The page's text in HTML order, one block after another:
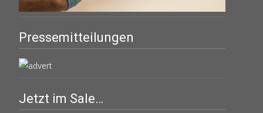
Pressemitteilungen
Jetzt im Sale…